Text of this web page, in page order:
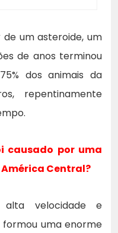
um asteroide, um
de anos terminou
dos animais da
repentinamente
causado por uma
Central?
velocidade e
formou uma enorme